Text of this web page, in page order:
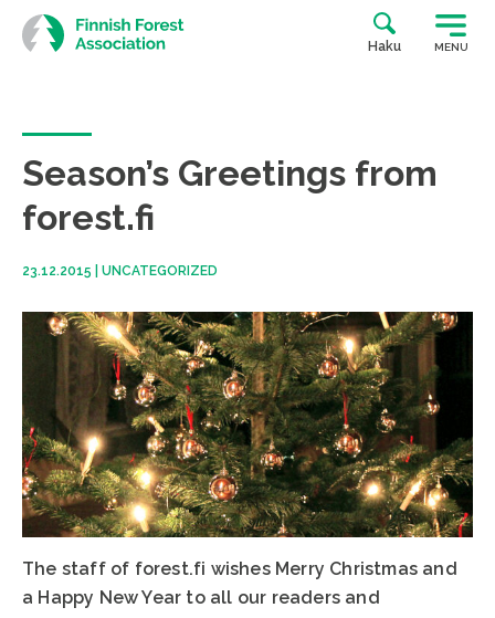
Skip
to
content
Haku MENU
Season’s Greetings from
forest.fi
23.12.2015 UNCATEGORIZED
The staff of forest.fi wishes Merry Christmas and
a Happy New Year to all our readers and